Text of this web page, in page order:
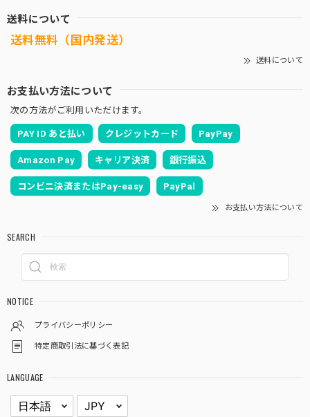
送料について
送料無料（国内発送）
送料について
お支払い方法について
次の方法がご利用いただけます。
PAY ID あと払い クレジットカード PayPay
Amazon Pay キャリア決済 銀行振込
コンビニ決済またはPay-easy PayPal
お支払い方法について
SEARCH
NOTICE
プライバシーポリシー
特定商取引法に基づく表記
LANGUAGE